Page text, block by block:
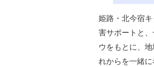
姫路・北今宿
害サポートと
ウをもとに、
れからを一緒